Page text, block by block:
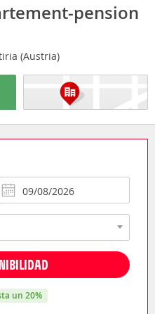
pension
(Austria)
un 20%